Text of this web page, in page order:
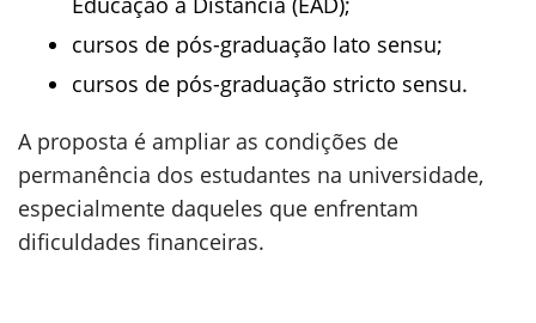
cursos de pós-graduação lato sensu;
cursos de pós-graduação stricto sensu.
A proposta é ampliar as condições de
permanência dos estudantes na universidade,
especialmente daqueles que enfrentam
dificuldades financeiras.